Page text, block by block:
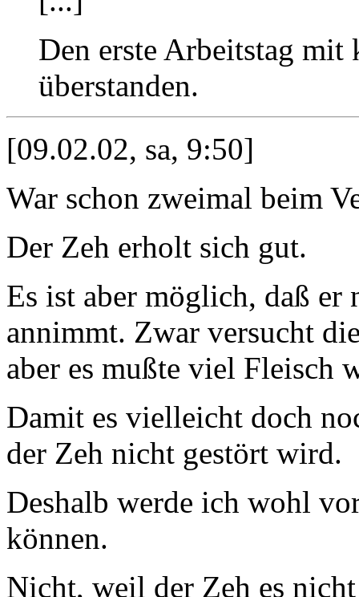
Den erste Arbeitstag mit
überstanden.
[09.02.02, sa, 9:50]
War schon zweimal beim
Der Zeh erholt sich gut.
Es ist aber möglich, daß
annimmt. Zwar versucht
aber es mußte viel Fleisch
Damit es vielleicht doch
der Zeh nicht gestört wird.
Deshalb werde ich wohl
können.
Nicht, weil der Zeh es